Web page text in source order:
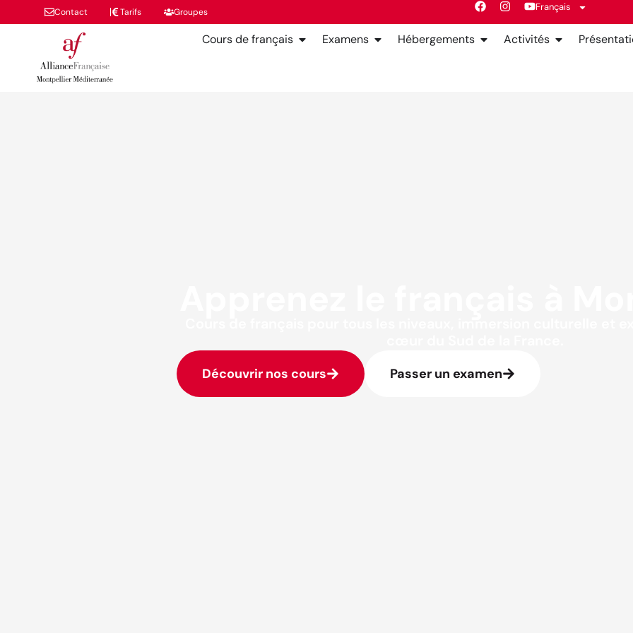
Contact Tarifs Groupes Français
Cours de français Examens Hébergements Activités
Découvrir nos cours Passer un examen